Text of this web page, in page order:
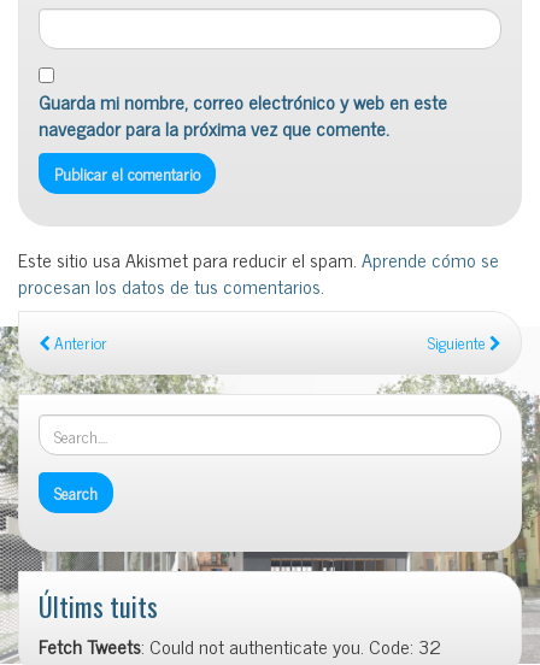
Guarda mi nombre, correo electrónico y web en este
navegador para la próxima vez que comente.
Este sitio usa Akismet para reducir el spam.Aprende cómo se
procesan los datos de tus comentarios.
Anterior Siguiente
Últims tuits
Fetch Tweets: Could not authenticate you. Code: 32